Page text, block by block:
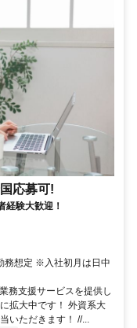
応募可!
経験大歓迎！
務想定 ※入社初月は日中
務支援サービスを提供し
拡大中です！ 外資系大
いただきます！ //...